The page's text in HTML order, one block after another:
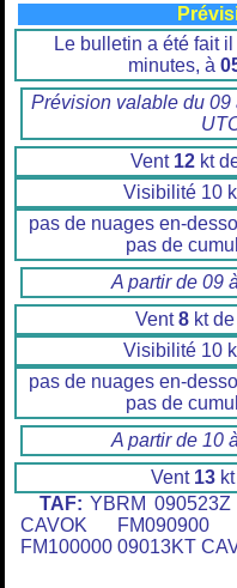
Le bulletin a été fait il
minutes, à
Prévision valable du 09
Vent 12kt
Visibilité 10
pas de nuages en-
pas de
A partir de 09
Vent8 kt de
Visibilité 10
pas de nuages en-
pas de
A partir de 10
Vent 13kt
TAF: YBRM 090523Z
CAVOK FM090900
FM100000 09013KT